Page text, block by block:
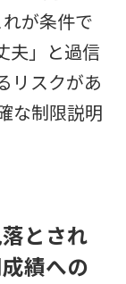
が条件で
夫」と過信
リスクがあ
な制限説明
とされ
績への